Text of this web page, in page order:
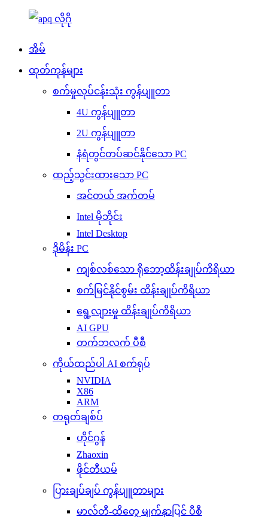
အိမ်
ထုတ်ကုန်များ
စက်မှုလုပ်ငန်းသုံး ကွန်ပျူတာ
4U ကွန်ပျူတာ
2U ကွန်ပျူတာ
နံရံတွင်တပ်ဆင်နိုင်သော PC
ထည့်သွင်းထားသော PC
အင်တယ် အက်တမ်
Intel မိုဘိုင်း
Intel Desktop
ဒိုမိန်း PC
ကျစ်လစ်သော ရိုဘော့ထိန်းချုပ်ကိရိယာ
စက်မြင်နိုင်စွမ်း ထိန်းချုပ်ကိရိယာ
ရွေ့လျားမှု ထိန်းချုပ်ကိရိယာ
AI GPU
တက်ဘလက် ပီစီ
ကိုယ်ထည်ပါ AI စက်ရုပ်
NVIDIA
X86
ARM
တရုတ်ချစ်ပ်
ဟိုင်ဂွန်
Zhaoxin
ဖိုင်တီယမ်
ပြားချပ်ချပ် ကွန်ပျူတာများ
မာလ်တီ-ထိတွေ့ မျက်နှာပြင် ပီစီ